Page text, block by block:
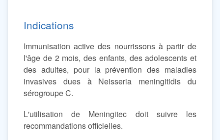
Indications
Immunisation active des nourrissons à partir de
l'âge de 2 mois, des enfants, des adolescents et
des adultes, pour la prévention des maladies
invasives dues à Neisseria meningitidis du
sérogroupe C.
L'utilisation de Meningitec doit suivre les
recommandations officielles.